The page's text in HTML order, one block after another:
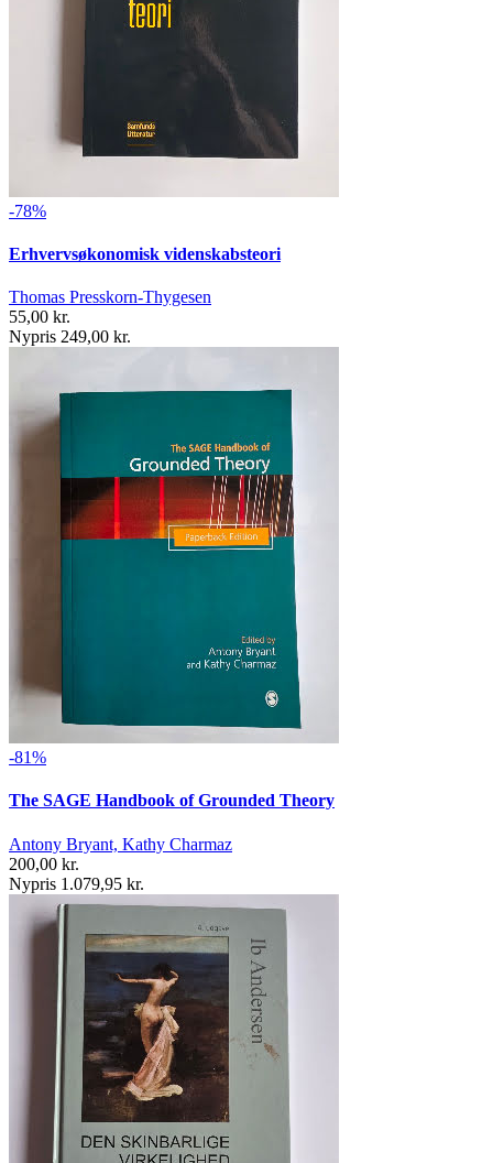
-78%
Erhvervsøkonomisk videnskabsteori
Thomas Presskorn-Thygesen
55,00 kr.
Nypris 249,00 kr.
-81%
The SAGE Handbook of Grounded Theory
Antony Bryant, Kathy Charmaz
200,00 kr.
Nypris 1.079,95 kr.